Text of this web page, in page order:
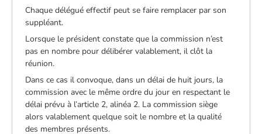
Chaque délégué effectif peut se faire remplacer par son
suppléant.
Lorsque le président constate que la commission n’est
pas en nombre pour délibérer valablement, il clôt la
réunion.
Dans ce cas il convoque, dans un délai de huit jours, la
commission avec le même ordre du jour en respectant le
délai prévu à l’article 2, alinéa 2. La commission siège
alors valablement quelque soit le nombre et la qualité
des membres présents.